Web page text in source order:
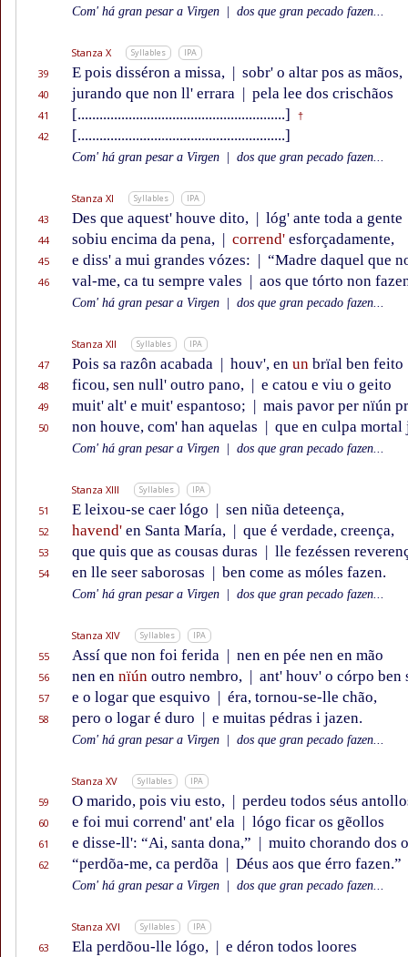
Com' há gran pesar a Virgen dos que gran pecado fazen...
Stanza X Syllables IPA
39 E pois disséron a missa, | sobr' o altar pos as mãos,
40 jurando que non ll' errara | pela lee dos crischãos
41 [.........................................................] †
42 [.........................................................]
Com' há gran pesar a Virgen dos que gran pecado fazen...
Stanza XI Syllables IPA
43 Des que aquest' houve dito, | lóg' ante toda a gente
44 sobiu encima da pena, | corrend' esforçadamente,
45 e diss' a mui grandes vózes: | “Madre daquel que
46 val-me, ca tu sempre vales | aos que tórto non
Com' há gran pesar a Virgen dos que gran pecado fazen...
Stanza XII Syllables IPA
47 Pois sa razôn acabada | houv', en un brïal ben feito
48 ficou, sen null' outro pano, | e catou e viu o geito
49 muit' alt' e muit' espantoso; | mais pavor per nïún
50 non houve, com' han aquelas | que en culpa mortal
Com' há gran pesar a Virgen dos que gran pecado fazen...
Stanza XIII Syllables IPA
51 E leixou-se caer lógo | sen niũa deteença,
52 havend' en Santa María, | que é verdade, creença,
53 que quis que as cousas duras | lle fezéssen
54 en lle seer saborosas | ben come as móles fazen.
Com' há gran pesar a Virgen dos que gran pecado fazen...
Stanza XIV Syllables IPA
55 Assí que non foi ferida | nen en pée nen en mão
56 nen en nïún outro nembro, | ant' houv' o córpo ben
57 e o logar que esquivo | éra, tornou-se-lle chão,
58 pero o logar é duro | e muitas pédras i jazen.
Com' há gran pesar a Virgen dos que gran pecado fazen...
Stanza XV Syllables IPA
59 O marido, pois viu esto, | perdeu todos séus
60 e foi mui corrend' ant' ela | lógo ficar os gẽollos
61 e disse-ll': “Ai, santa dona,” | muito chorando dos
62 “perdõa-me, ca perdõa | Déus aos que érro fazen.”
Com' há gran pesar a Virgen dos que gran pecado fazen...
Stanza XVI Syllables IPA
63 Ela perdõou-lle lógo, | e déron todos loores